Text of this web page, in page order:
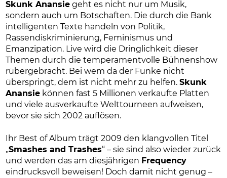
Skunk Anansie geht es nicht nur um Musik,
sondern auch um Botschaften. Die durch die Bank
intelligenten Texte handeln von Politik,
Rassendiskriminierung, Feminismus und
Emanzipation. Live wird die Dringlichkeit dieser
Themen durch die temperamentvolle Bühnenshow
rübergebracht. Bei wem da der Funke nicht
überspringt, dem ist nicht mehr zu helfen.Skunk
Anansie können fast 5 Millionen verkaufte Platten
und viele ausverkaufte Welttourneen aufweisen,
bevor sie sich 2002 auflösen.
Ihr Best of Album trägt 2009 den klangvollen Titel
„Smashes and Trashes“ – sie sind also wieder zurück
und werden das am diesjährigen Frequency
eindrucksvoll beweisen! Doch damit nicht genug –